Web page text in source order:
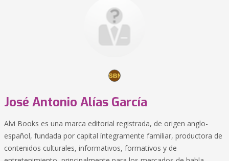
José Antonio Alías García
Alvi Books es una marca editorial registrada, de origen anglo-
español, fundada por capital íntegramente familiar, productora de
contenidos culturales, informativos, formativos y de